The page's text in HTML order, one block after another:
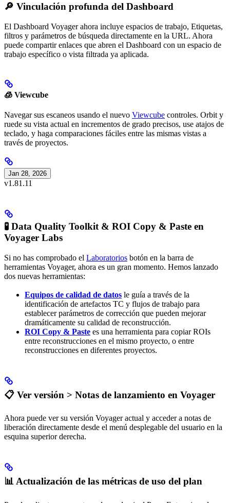
🔎 Vinculación profunda del Dashboard
El Dashboard Voyager ahora incluye espacios de trabajo, Etiquetas,
filtros y parámetros de búsqueda directamente en la URL. Ahora
puede compartir enlaces que abren el Dashboard con un espacio de
trabajo específico o vista filtrada ya aplicada.
🧊 Viewcube
Navegar sus escaneos usando el nuevo Viewcube controles. Orbit y
ruede su vista actual en incrementos de grado precisos, use atajos de
teclado, y haga comparaciones fáciles entre las mismas vistas a
través de proyectos.
Jan 28, 2026
v1.81.11
🧪 Data Quality Toolkit & ROI Copy & Paste en
Voyager Labs
Si no has comprobado el Laboratorios botón en la barra de
herramientas Voyager, ahora es un gran momento. Hemos lanzado
dos nuevas herramientas:
Equipos de calidad de datos le guía a través de la
identificación de artefactos TC y flujos de trabajo para
establecer parámetros de corrección que pueden mejorar
dramáticamente su calidad de reconstrucción.
ROI Copy & Paste es una herramienta para copiar ROIs
entre reconstrucciones en el mismo proyecto, o entre
reconstrucciones en diferentes proyectos.
📋 Ver versión > Notas de lanzamiento en Voyager
Ahora puede ver su versión Voyager actual y acceder a notas de
liberación directamente desde el menú desplegable del usuario en la
esquina superior derecha.
📊 Actualización de las métricas de uso del plan